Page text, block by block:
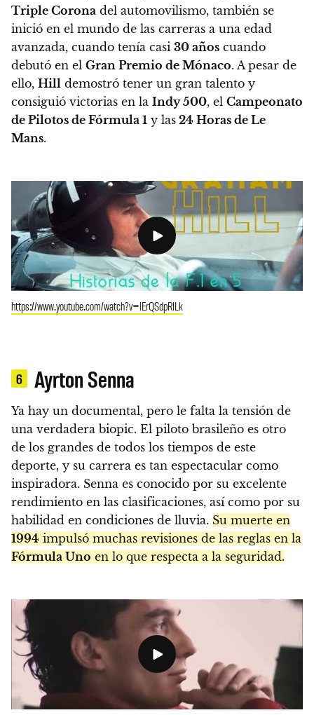
Triple Corona del automovilismo, también se
inició en el mundo de las carreras a una edad
avanzada, cuando tenía casi 30 años cuando
debutó en el Gran Premio de Mónaco. A pesar de
ello, Hill demostró tener un gran talento y
consiguió victorias en la Indy 500, el Campeonato
de Pilotos de Fórmula 1 y las 24 Horas de Le
Mans.
https://www.youtube.com/watch?v=lErQSdpRILk
6 Ayrton Senna
Ya hay un documental, pero le falta la tensión de
una verdadera biopic. El piloto brasileño es otro
de los grandes de todos los tiempos de este
deporte, y su carrera es tan espectacular como
inspiradora. Senna es conocido por su excelente
rendimiento en las clasificaciones, así como por su
habilidad en condiciones de lluvia. Su muerte en
1994 impulsó muchas revisiones de las reglas en la
Fórmula Uno en lo que respecta a la seguridad.